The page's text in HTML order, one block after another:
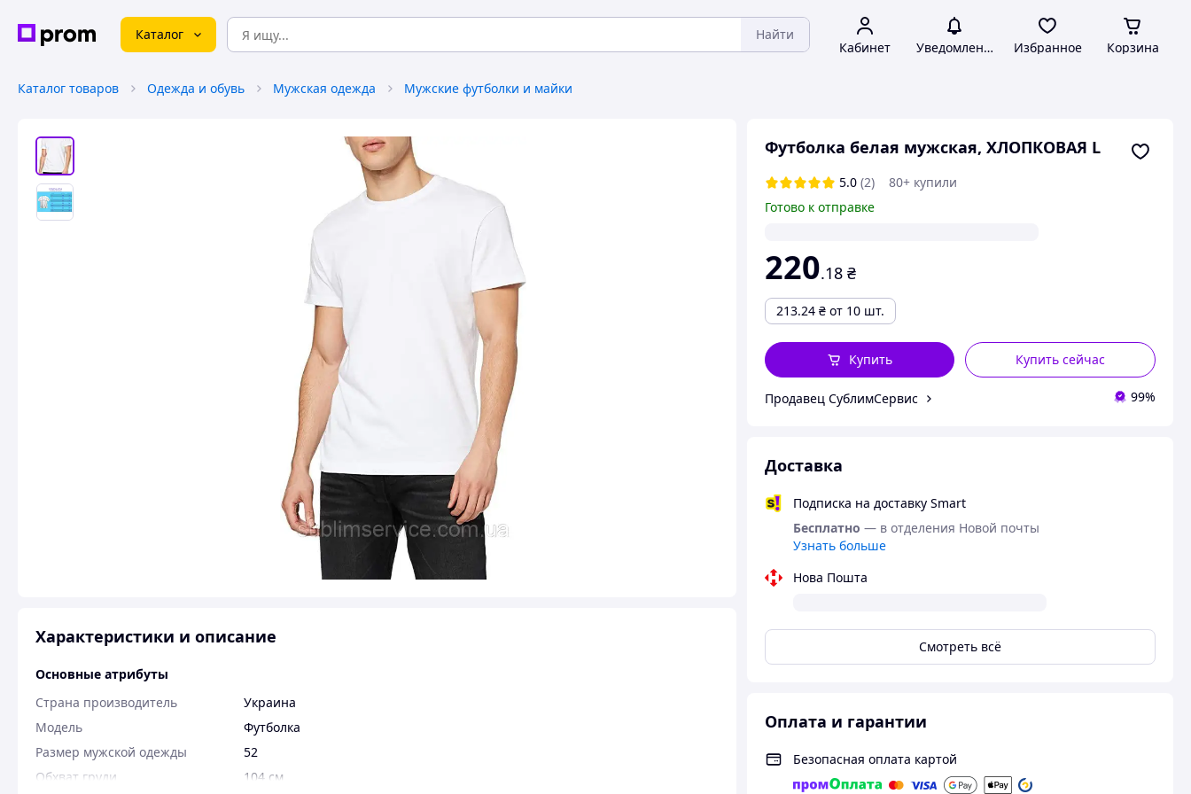
Каталог Найти
Кабинет Уведомления Избранное Корзина
Каталог товаров Одежда и обувь Мужская одежда Мужские футболки и майки
Футболка белая мужская, ХЛОПКОВАЯ L
5.0 (2)
80+ купили
Готово к отправке
220.18 ₴
213.24 ₴ от 10 шт.
Купить сейчас
Купить
Продавец СублимСервис 99%
Доставка
Подписка на доставку Smart
Бесплатно — в отделения Новой почты
Узнать больше
Нова Пошта
Смотреть всё
Оплата и гарантии
Безопасная оплата картой
Характеристики и описание
Основные атрибуты
Страна производитель
Украина
Мoдель
Футболка
Размер мужской одежды
52
Обхват груди
104 см